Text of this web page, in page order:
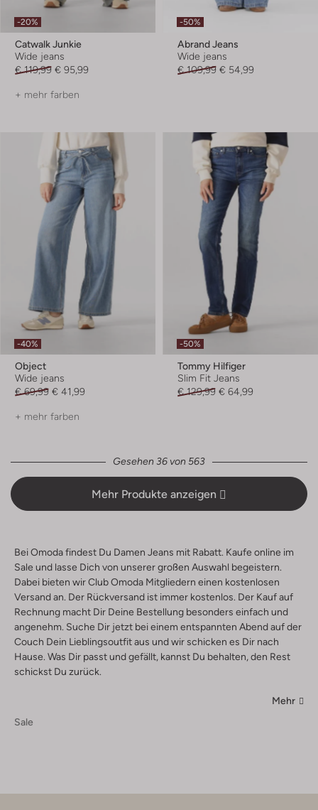
-20%
Catwalk Junkie
Wide jeans
€ 119,99 € 95,99
+ mehr farben
-50%
Abrand Jeans
Wide jeans
€ 109,99 € 54,99
-40%
Object
Wide jeans
€ 69,99 € 41,99
+ mehr farben
-50%
Tommy Hilfiger
Slim Fit Jeans
€ 129,99 € 64,99
Gesehen 36 von 563
Mehr Produkte anzeigen
Bei Omoda findest Du Damen Jeans mit Rabatt. Kaufe online im
Sale und lasse Dich von unserer großen Auswahl begeistern.
Dabei bieten wir Club Omoda Mitgliedern einen kostenlosen
Versand an. Der Rückversand ist immer kostenlos. Der Kauf auf
Rechnung macht Dir Deine Bestellung besonders einfach und
angenehm. Suche Dir jetzt bei einem entspannten Abend auf der
Couch Dein Lieblingsoutfit aus und wir schicken es Dir nach
Hause. Was Dir passt und gefällt, kannst Du behalten, den Rest
schickst Du zurück.
Mehr
Sale